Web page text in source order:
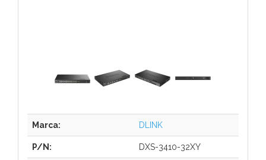
Marca: DLINK
P/N: DXS-3410-32XY